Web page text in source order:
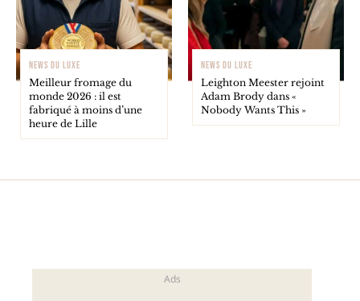
NEWS DU LUXE
Meilleur fromage du
monde 2026 : il est
fabriqué à moins d’une
heure de Lille
NEWS DU LUXE
Leighton Meester rejoint
Adam Brody dans «
Nobody Wants This »